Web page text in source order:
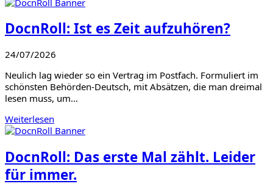
DocnRoll: Ist es Zeit aufzuhören?
24/07/2026
Neulich lag wieder so ein Vertrag im Postfach. Formuliert im
schönsten Behörden-Deutsch, mit Absätzen, die man dreimal
lesen muss, um…
Weiterlesen
DocnRoll: Das erste Mal zählt. Leider
für immer.